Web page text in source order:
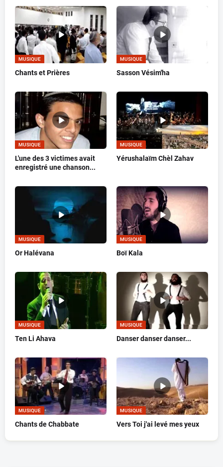
MUSIQUE
Chants et Prières
MUSIQUE
Sasson Vésim'ha
MUSIQUE
L'une des 3 victimes avait
enregistré une chanson...
MUSIQUE
Yérushalaïm Chèl Zahav
MUSIQUE
Or Halévana
MUSIQUE
Boï Kala
MUSIQUE
Ten Li Ahava
MUSIQUE
Danser danser danser...
MUSIQUE
Chants de Chabbate
MUSIQUE
Vers Toi j'ai levé mes yeux